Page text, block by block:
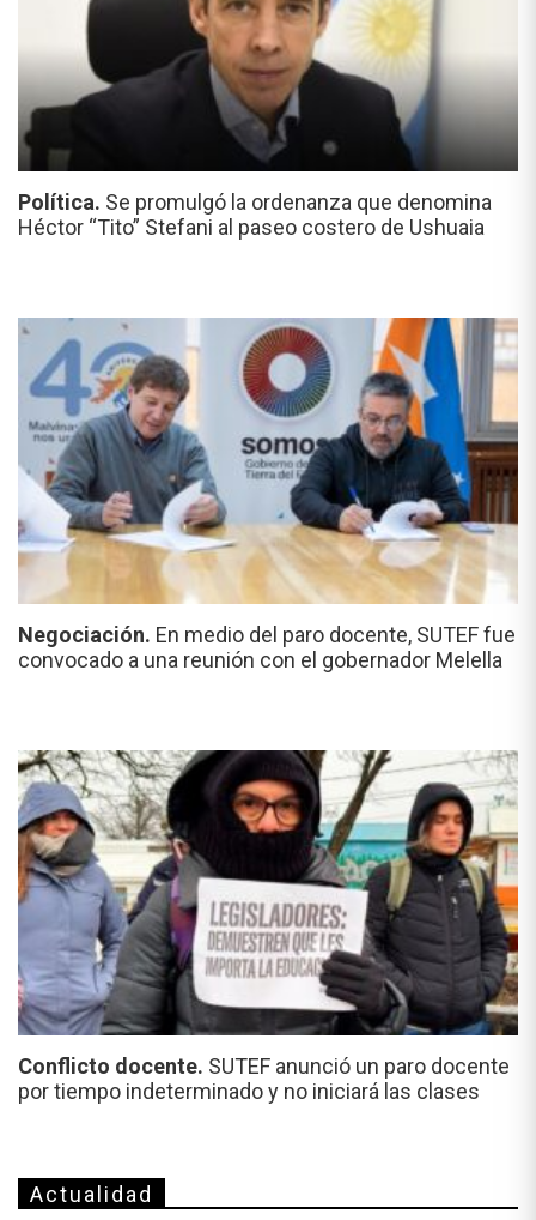
Política. Se promulgó la ordenanza que denomina
Héctor “Tito” Stefani al paseo costero de Ushuaia
Negociación. En medio del paro docente, SUTEF fue
convocado a una reunión con el gobernador Melella
Conflicto docente. SUTEF anunció un paro docente
por tiempo indeterminado y no iniciará las clases
Actualidad